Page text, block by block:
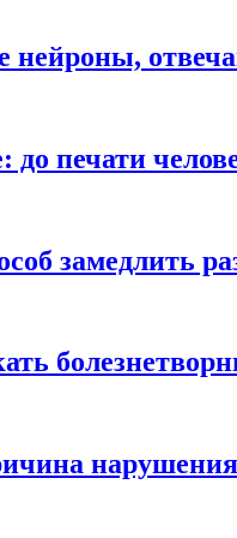
нейроны,
до печати
замедлить